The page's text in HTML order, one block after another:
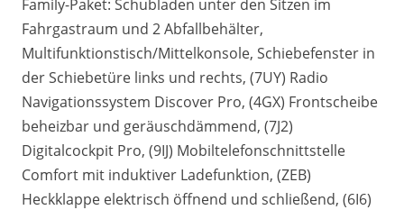
Family-Paket: Schubladen unter den Sitzen im
Fahrgastraum und 2 Abfallbehälter,
Multifunktionstisch/Mittelkonsole, Schiebefenster in
der Schiebetüre links und rechts, (7UY) Radio
Navigationssystem Discover Pro, (4GX) Frontscheibe
beheizbar und geräuschdämmend, (7J2)
Digitalcockpit Pro, (9IJ) Mobiltelefonschnittstelle
Comfort mit induktiver Ladefunktion, (ZEB)
Heckklappe elektrisch öffnend und schließend, (6I6)